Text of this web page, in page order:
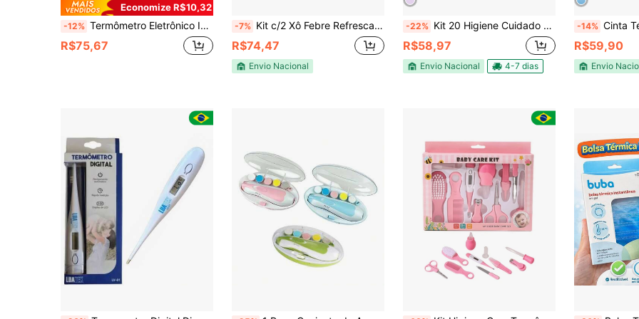
Economize R$10,32
-12% Termômetro Eletrônico Infravermelho para Testa e Orelha, Termômetro Digital Sem Contato de Temperatura Corporal para Crianças e Adultos
R$75,67
-7% Kit c/2 Xô Febre Refrescante Alívio Febre c/ 8un - LIKLUC
R$74,47
Envio Nacional
-22% Kit 20 Higiene Cuidado Bebê Recém Nascido Essencial 20 Peças – Higiene, Saúde e Segurança
R$58,97
Envio Nacional 4-7 dias
-14% Cinta Térmica
R$59,90
Envio
#4 Mais Vendido #2 Mais